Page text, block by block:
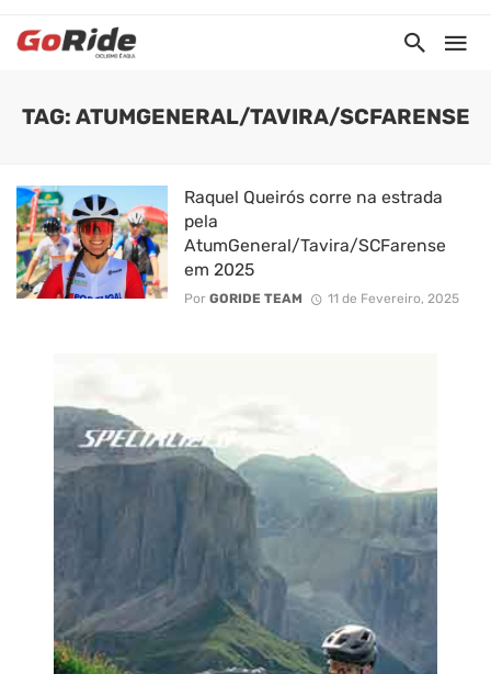
TAG: ATUMGENERAL/TAVIRA/SCFARENSE
Raquel Queirós corre na estrada
pela
AtumGeneral/Tavira/SCFarense
em 2025
Por GORIDE TEAM 11 de Fevereiro, 2025